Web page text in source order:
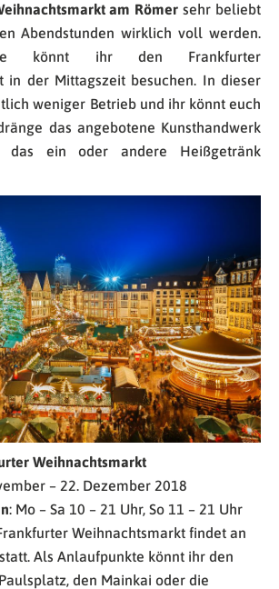
am Römer sehr beliebt
Abendstunden wirklich voll werden.
könnt ihr den Frankfurter
in der Mittagszeit besuchen. In dieser
weniger Betrieb und ihr könnt euch
das angebotene Kunsthandwerk
das ein oder andere Heißgetränk
Weihnachtsmarkt
– 22. Dezember 2018
: Mo – Sa 10 – 21 Uhr, So 11 – 21 Uhr
Weihnachtsmarkt findet an
Als Anlaufpunkte könnt ihr den
den Mainkai oder die